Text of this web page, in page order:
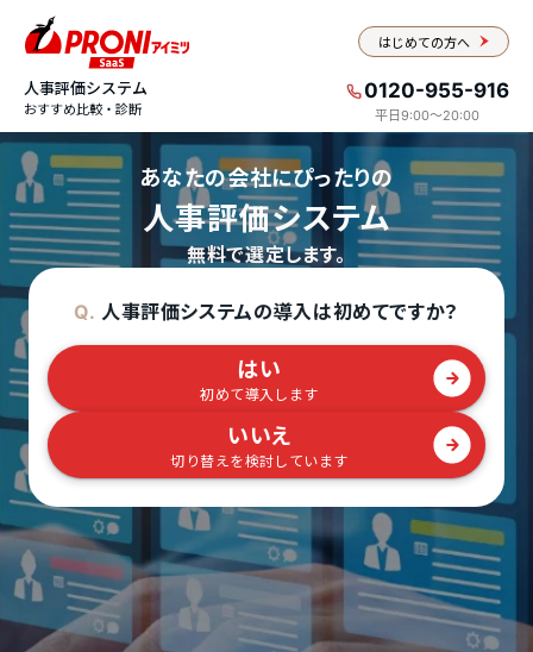
はじめての方へ
人事評価システム
おすすめ比較・診断
0120-955-916
平日9:00〜20:00
あなたの会社にぴったりの
人事評価システム
無料で選定します。
Q. 人事評価システムの導入は初めてですか？
はい
初めて導入します
いいえ
切り替えを検討しています